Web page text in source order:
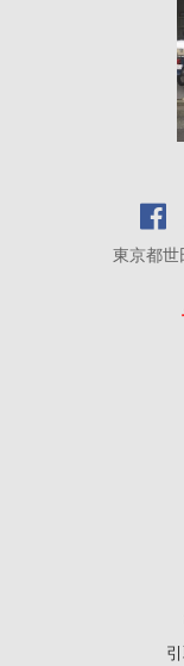
東京都